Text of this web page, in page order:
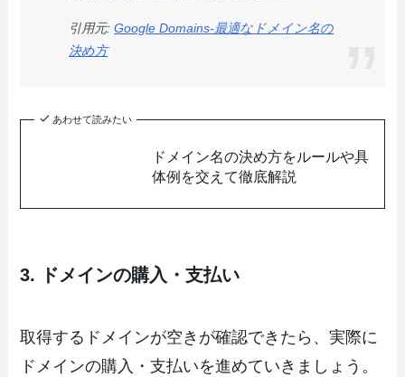
引用元:Google Domains-最適なドメイン名の
決め方
あわせて読みたい
ドメイン名の決め方をルールや具
体例を交えて徹底解説
3. ドメインの購入・支払い
取得するドメインが空きが確認できたら、実際に
ドメインの購入・支払いを進めていきましょう。